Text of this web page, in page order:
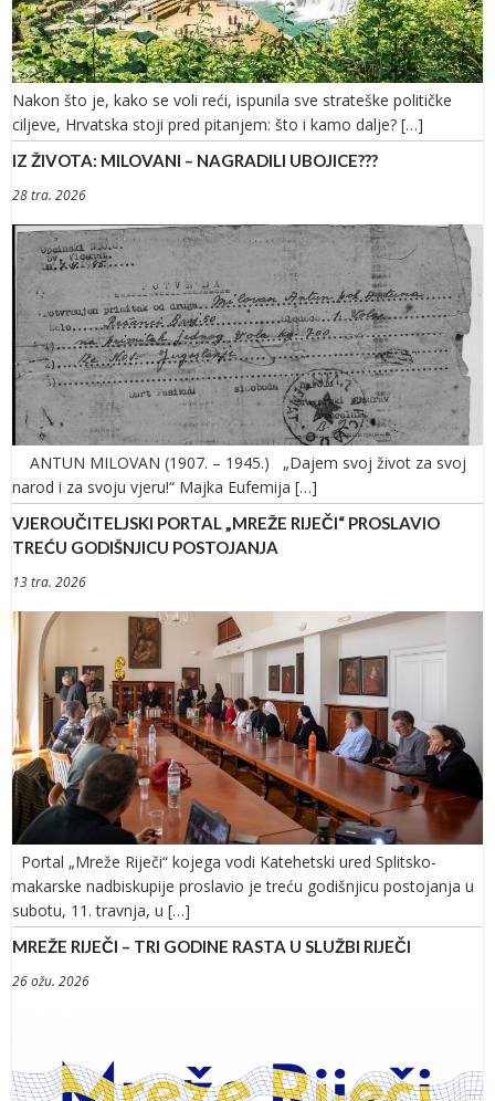
Nakon što je, kako se voli reći, ispunila sve strateške političke
ciljeve, Hrvatska stoji pred pitanjem: što i kamo dalje? […]
IZ ŽIVOTA: MILOVANI – NAGRADILI UBOJICE???
28 tra. 2026
ANTUN MILOVAN (1907. – 1945.) „Dajem svoj život za svoj
narod i za svoju vjeru!“ Majka Eufemija […]
VJEROUČITELJSKI PORTAL „MREŽE RIJEČI“ PROSLAVIO
TREĆU GODIŠNJICU POSTOJANJA
13 tra. 2026
Portal „Mreže Riječi“ kojega vodi Katehetski ured Splitsko-
makarske nadbiskupije proslavio je treću godišnjicu postojanja u
subotu, 11. travnja, u […]
MREŽE RIJEČI – TRI GODINE RASTA U SLUŽBI RIJEČI
26 ožu. 2026